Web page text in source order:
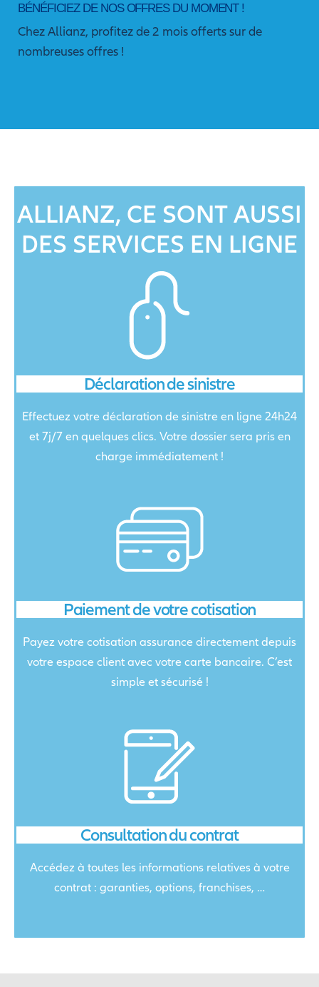
BÉNÉFICIEZ DE NOS OFFRES DU MOMENT !
Chez Allianz, profitez de 2 mois offerts sur de
nombreuses offres !
ALLIANZ, CE SONT AUSSI
DES SERVICES EN LIGNE
Déclaration de sinistre
Effectuez votre déclaration de sinistre en ligne 24h24
et 7j/7 en quelques clics. Votre dossier sera pris en
charge immédiatement !
Paiement de votre cotisation
Payez votre cotisation assurance directement depuis
votre espace client avec votre carte bancaire. C’est
simple et sécurisé !
Consultation du contrat
Accédez à toutes les informations relatives à votre
contrat : garanties, options, franchises, …